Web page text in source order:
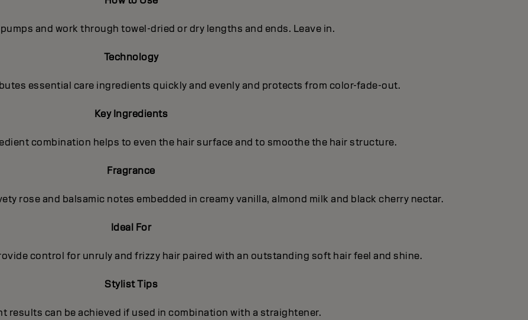
pumps and work through towel-dried or dry lengths and ends. Leave in.
Technology
essential care ingredients quickly and evenly and protects from color-fade-out.
Key Ingredients
combination helps to even the hair surface and to smoothe the hair structure.
Fragrance
rose and balsamic notes embedded in creamy vanilla, almond milk and black cherry nectar.
Ideal For
control for unruly and frizzy hair paired with an outstanding soft hair feel and shine.
Stylist Tips
results can be achieved if used in combination with a straightener.